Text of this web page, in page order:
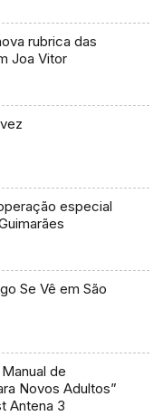
rubrica das
Joa Vitor
especial
Se Vê em São
de
Novos Adultos”
Antena 3